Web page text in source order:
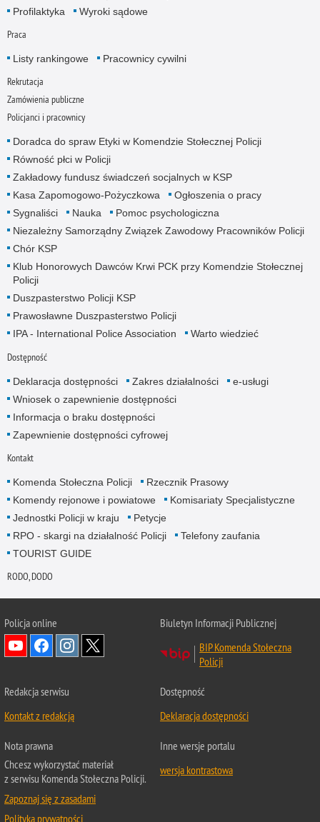
Profilaktyka
Wyroki sądowe
Praca
Listy rankingowe Pracownicy cywilni
Rekrutacja
Zamówienia publiczne
Policjanci i pracownicy
Doradca do spraw Etyki w Komendzie Stołecznej Policji
Równość płci w Policji
Zakładowy fundusz świadczeń socjalnych w KSP
Kasa Zapomogowo-Pożyczkowa
Ogłoszenia o pracy
Sygnaliści
Nauka
Pomoc psychologiczna
Niezależny Samorządny Związek Zawodowy Pracowników Policji
Chór KSP
Klub Honorowych Dawców Krwi PCK przy Komendzie Stołecznej
Policji
Duszpasterstwo Policji KSP
Prawosławne Duszpasterstwo Policji
IPA - International Police Association
Warto wiedzieć
Dostępność
Deklaracja dostępności Zakres działalności
e-usługi
Wniosek o zapewnienie dostępności
Informacja o braku dostępności
Zapewnienie dostępności cyfrowej
Kontakt
Komenda Stołeczna Policji
Rzecznik Prasowy
Komendy rejonowe i powiatowe
Komisariaty Specjalistyczne
Jednostki Policji w kraju
Petycje
RPO - skargi na działalność Policji
Telefony zaufania
TOURIST GUIDE
RODO, DODO
Policja online
Biuletyn Informacji Publicznej
BIP Komenda Stołeczna
Policji
Redakcja serwisu
Kontakt z redakcją
Dostępność
Deklaracja dostępności
Nota prawna
Chcesz wykorzystać materiał
z serwisu Komenda Stołeczna Policji.
Zapoznaj się z zasadami
Polityka prywatności
Inne wersje portalu
wersja kontrastowa